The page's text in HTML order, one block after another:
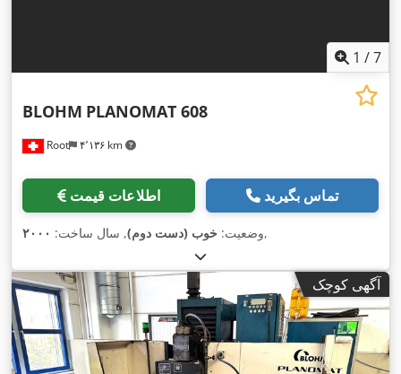
1 /7
Root ۴٬۱۳۶ km
BLOHM PLANOMAT 608
اطلاعات قیمت تماس بگیرید
وضعیت: خوب (دست دوم), سال ساخت: ۲۰۰۰ ,
آگهی کوچک